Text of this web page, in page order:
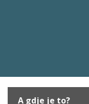
A gdje je to?